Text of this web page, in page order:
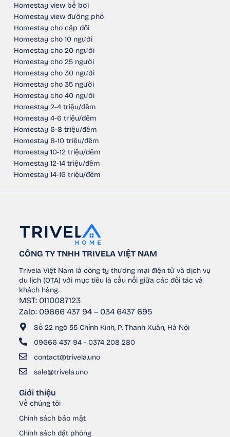
Homestay view bể bơi
Homestay view đường phố
Homestay cho cặp đôi
Homestay cho 10 người
Homestay cho 20 người
Homestay cho 25 người
Homestay cho 30 người
Homestay cho 35 người
Homestay cho 40 người
Homestay 2-4 triệu/đêm
Homestay 4-6 triệu/đêm
Homestay 6-8 triệu/đêm
Homestay 8-10 triệu/đêm
Homestay 10-12 triệu/đêm
Homestay 12-14 triệu/đêm
Homestay 14-16 triệu/đêm
CÔNG TY TNHH TRIVELA VIỆT NAM
Trivela Việt Nam là công ty thương mại điện tử và dịch vụ
du lịch (OTA) với mục tiêu là cầu nối giữa các đối tác và
khách hàng.
MST: 0110087123
Zalo: 09666 437 94 – 034 6437 695
Số 22 ngõ 55 Chính Kinh, P. Thanh Xuân, Hà Nội
09666 437 94 - 0374 208 280
contact@trivela.uno
sale@trivela.uno
Giới thiệu
Về chúng tôi
Chính sách bảo mật
Chính sách đặt phòng